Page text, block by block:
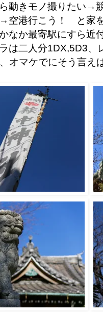
動きモノ撮りたい→
空港行こう！ と家
なか最寄駅にすら近
は二人分1DX,5D3、
オマケでにそう言え